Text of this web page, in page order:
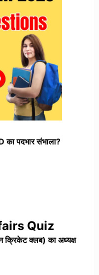
पदभार संभाला?
Quiz
क्रिकेट क्लब) का अध्यक्ष